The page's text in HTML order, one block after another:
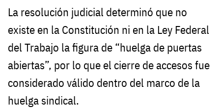
La resolución judicial determinó que no
existe en la Constitución ni en la Ley Federal
del Trabajo la figura de “huelga de puertas
abiertas”, por lo que el cierre de accesos fue
considerado válido dentro del marco de la
huelga sindical.